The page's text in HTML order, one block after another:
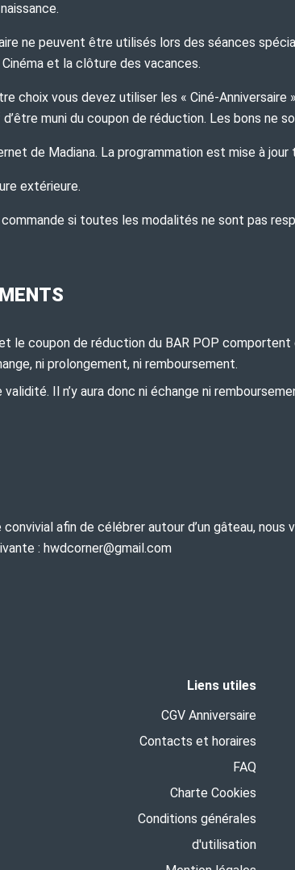
ne peuvent être utilisés lors des séances
et la clôture des vacances.
choix vous devez utiliser les « Ciné-
muni du coupon de réduction. Les bons ne
de Madiana. La programmation est mise à jour
extérieure.
si toutes les modalités ne sont pas
le coupon de réduction du BAR POP
ni prolongement, ni remboursement.
Il n’y aura donc ni échange ni
afin de célébrer autour d’un gâteau, nous
: hwdcorner@gmail.com
Liens utiles
CGV Anniversaire
Contacts et horaires
FAQ
Charte Cookies
Conditions générales
d'utilisation